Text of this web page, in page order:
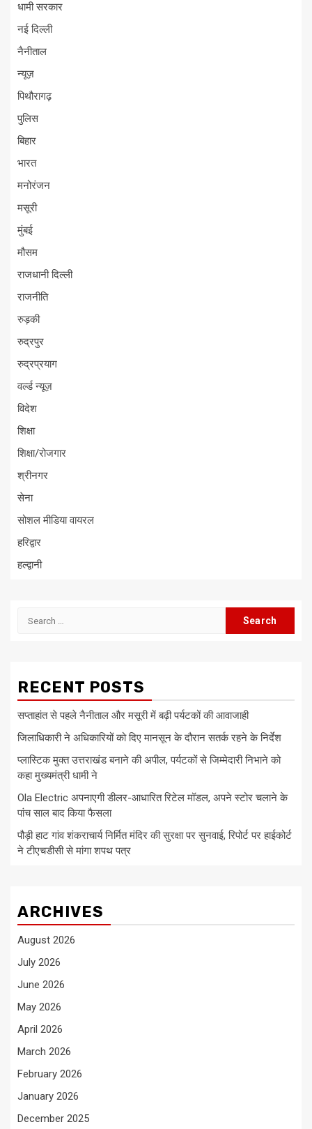
धामी सरकार
नई दिल्ली
नैनीताल
न्यूज़
पिथौरागढ़
पुलिस
बिहार
भारत
मनोरंजन
मसूरी
मुंबई
मौसम
राजधानी दिल्ली
राजनीति
रुड़की
रुद्रपुर
रुद्रप्रयाग
वर्ल्ड न्यूज़
विदेश
शिक्षा
शिक्षा/रोजगार
श्रीनगर
सेना
सोशल मीडिया वायरल
हरिद्वार
हल्द्वानी
Search
RECENT POSTS
सप्ताहांत से पहले नैनीताल और मसूरी में बढ़ी पर्यटकों की आवाजाही
जिलाधिकारी ने अधिकारियों को दिए मानसून के दौरान सतर्क रहने के निर्देश
प्लास्टिक मुक्त उत्तराखंड बनाने की अपील, पर्यटकों से जिम्मेदारी निभाने को
कहा मुख्यमंत्री धामी ने
Ola Electric अपनाएगी डीलर-आधारित रिटेल मॉडल, अपने स्टोर चलाने के
पांच साल बाद किया फैसला
पौड़ी हाट गांव शंकराचार्य निर्मित मंदिर की सुरक्षा पर सुनवाई, रिपोर्ट पर हाईकोर्ट
ने टीएचडीसी से मांगा शपथ पत्र
ARCHIVES
August 2026
July 2026
June 2026
May 2026
April 2026
March 2026
February 2026
January 2026
December 2025